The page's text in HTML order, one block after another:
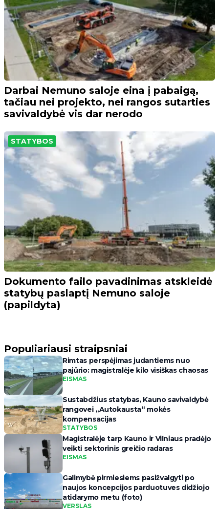
Darbai Nemuno saloje eina į pabaigą,
tačiau nei projekto, nei rangos sutarties
savivaldybė vis dar nerodo
STATYBOS
Dokumento failo pavadinimas atskleidė
statybų paslaptį Nemuno saloje
(papildyta)
Populiariausi straipsniai
Rimtas perspėjimas judantiems nuo
pajūrio: magistralėje kilo visiškas chaosas
EISMAS
Sustabdžius statybas, Kauno savivaldybė
rangovei „Autokausta“ mokės
kompensacijas
STATYBOS
Magistralėje tarp Kauno ir Vilniaus pradėjo
veikti sektorinis greičio radaras
EISMAS
Galimybė pirmiesiems pasižvalgyti po
naujos koncepcijos parduotuves didžiojo
atidarymo metu (foto)
VERSLAS